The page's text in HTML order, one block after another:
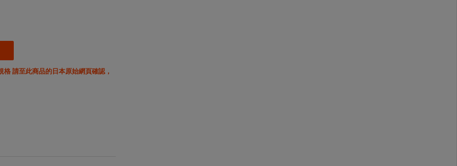
請至此商品的日本原始網頁確認，